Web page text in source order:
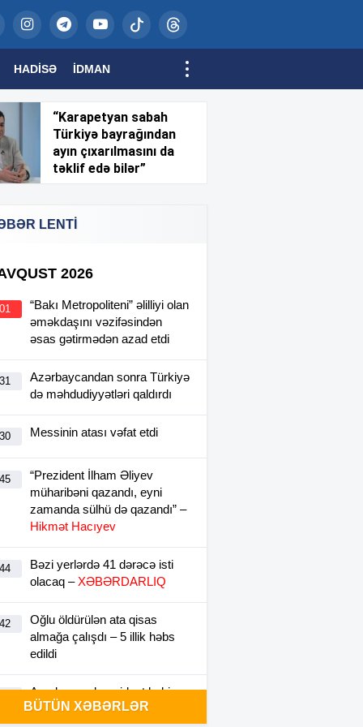
HADISƏ İDMAN
“Karapetyan sabah
Türkiyə bayrağından
ayın çıxarılmasını da
təklif edə bilər”
LENTİ
2026
“Bakı Metropoliteni” əlilliyi olan
əməkdaşını vəzifəsindən
əsas gətirmədən azad etdi
Azərbaycandan sonra Türkiyə
də məhdudiyyətləri qaldırdı
Messinin atası vəfat etdi
“Prezident İlham Əliyev
müharibəni qazandı, eyni
zamanda sülhü də qazandı” –
Hikmət Hacıyev
Bəzi yerlərdə 41 dərəcə isti
olacaq –XƏBƏRDARLIQ
Oğlu öldürülən ata qisas
almağa çalışdı – 5 illik həbs
edildi
Azərbaycanlı rezident həkim
Türkiyədə intihara cəhd edib
BÜTÜN XƏBƏRLƏR